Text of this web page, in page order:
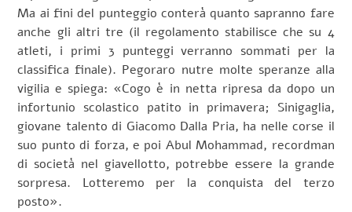
Ma ai fini del punteggio conterà quanto sapranno fare
anche gli altri tre (il regolamento stabilisce che su 4
atleti, i primi 3 punteggi verranno sommati per la
classifica finale). Pegoraro nutre molte speranze alla
vigilia e spiega: «Cogo è in netta ripresa da dopo un
infortunio scolastico patito in primavera; Sinigaglia,
giovane talento di Giacomo Dalla Pria, ha nelle corse il
suo punto di forza, e poi Abul Mohammad, recordman
di società nel giavellotto, potrebbe essere la grande
sorpresa. Lotteremo per la conquista del terzo
posto».